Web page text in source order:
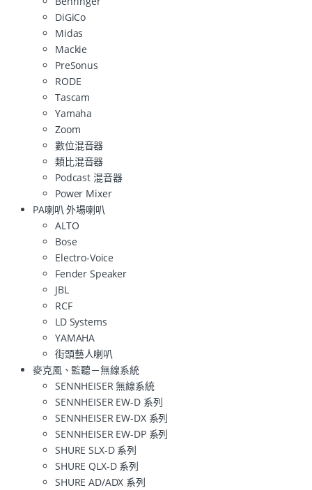
DiGiCo
Midas
Mackie
PreSonus
RODE
Tascam
Yamaha
Zoom
數位混音器
類比混音器
Podcast 混音器
Power Mixer
PA喇叭 外場喇叭
ALTO
Bose
Electro-Voice
Fender Speaker
JBL
RCF
LD Systems
YAMAHA
街頭藝人喇叭
麥克風、監聽－無線系統
SENNHEISER 無線系統
SENNHEISER EW-D 系列
SENNHEISER EW-DX 系列
SENNHEISER EW-DP 系列
SHURE SLX-D 系列
SHURE QLX-D 系列
SHURE AD/ADX 系列